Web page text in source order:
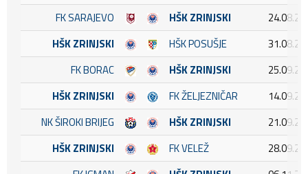
FK SARAJEVO
HŠK ZRINJSKI
HŠK ZRINJSKI
HŠK POSUŠJE
FK BORAC
HŠK ZRINJSKI
HŠK ZRINJSKI
FK ŽELJEZNIČAR
NK ŠIROKI BRIJEG
HŠK ZRINJSKI
HŠK ZRINJSKI
FK VELEŽ